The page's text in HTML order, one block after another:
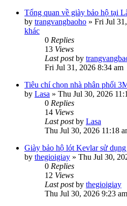
Tổng quan về giày bảo hộ tại
by trangvangbaoho » Fri Jul
khác
0 Replies
13 Views
Last postby
Fri Jul 31, 2026 8:34 am
Tiêu chí chọn nhà phân phối
by Lasa » Thu Jul 30, 2026
0 Replies
14 Views
Last postby Lasa
Thu Jul 30, 2026 11:18
Giày bảo hộ lót Kevlar sử
by thegioigiay » Thu Jul 30,
0 Replies
12 Views
Last postby thegioigiay
Thu Jul 30, 2026 9:23 am